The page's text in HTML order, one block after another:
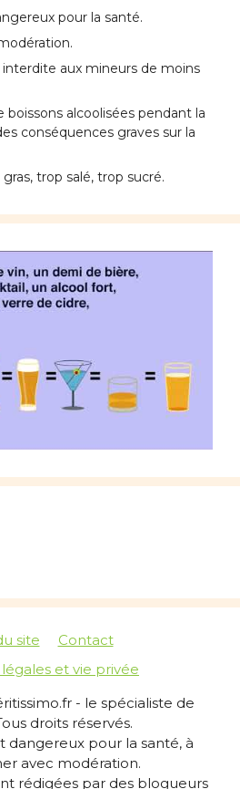
pour la santé.
interdite aux mineurs de moins
alcoolisées pendant la
conséquences graves sur la
trop salé, trop sucré.
site
Contact
et vie privée
- le spécialiste de
droits réservés.
dangereux pour la santé, à
avec modération.
rédigées par des blogueurs